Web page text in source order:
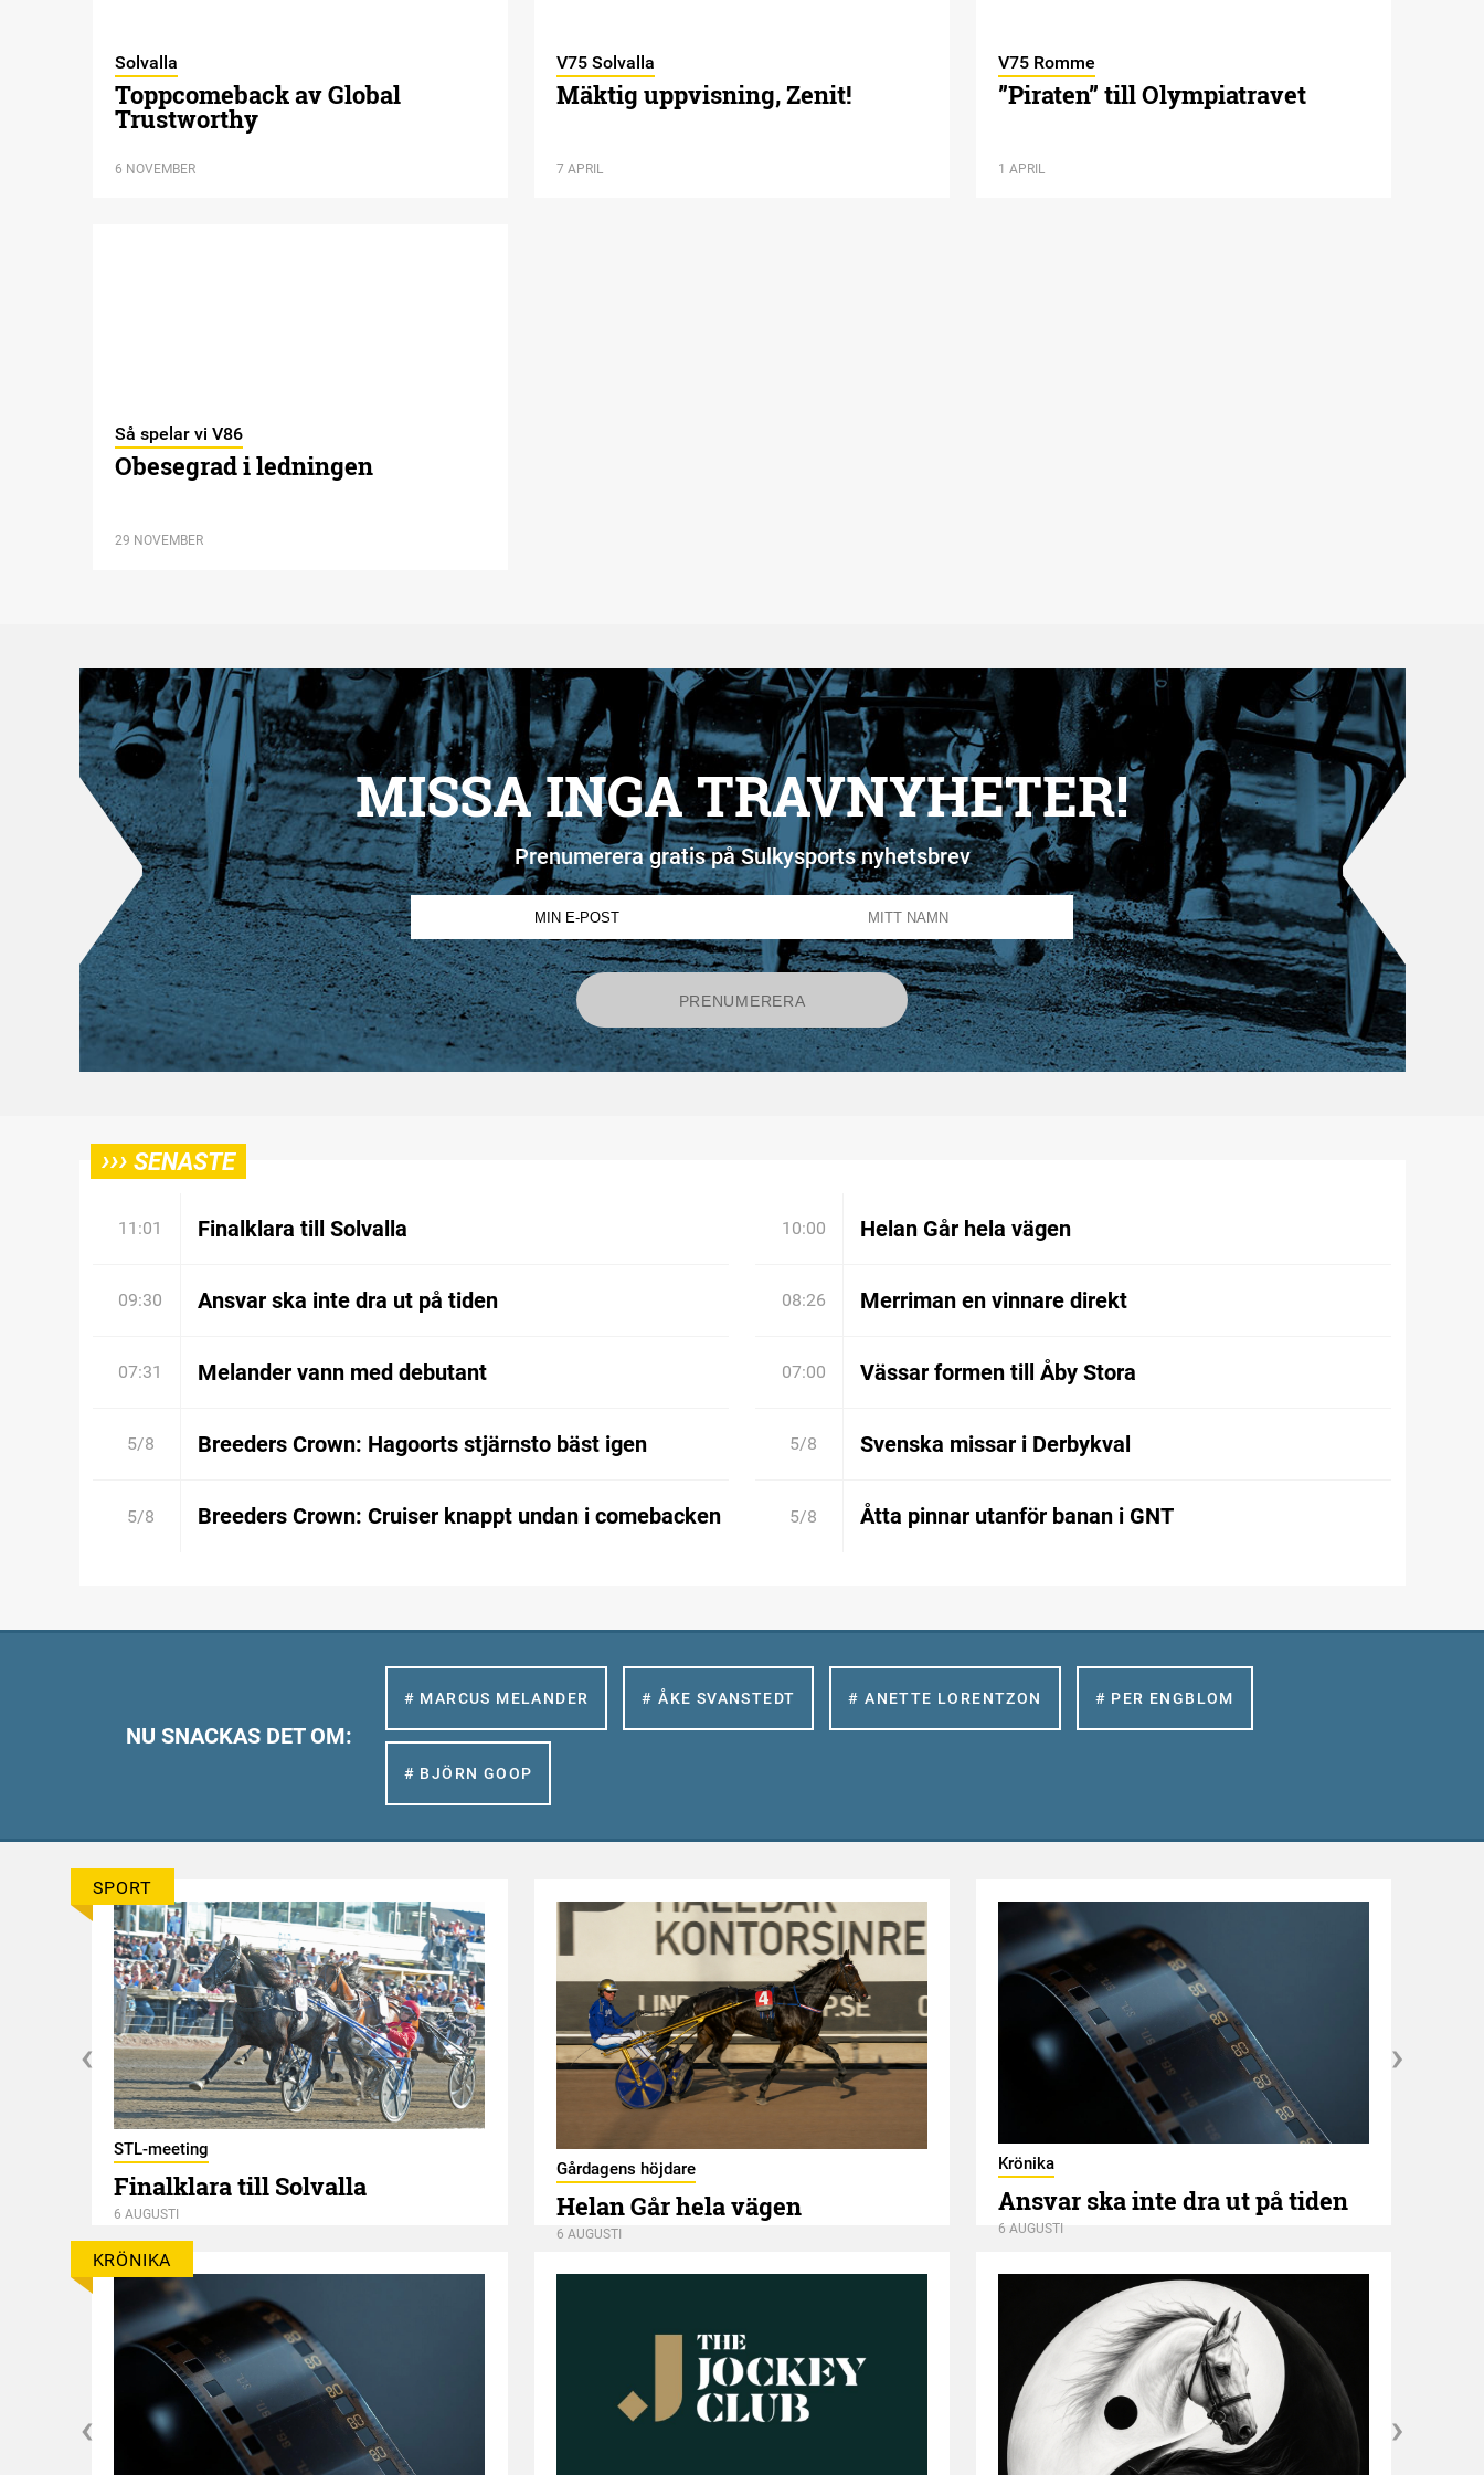
Solvalla
Toppcomeback av Global
Trustworthy
6 NOVEMBER
V75 Solvalla
Mäktig uppvisning, Zenit!
7 APRIL
V75 Romme
”Piraten” till Olympiatravet
1 APRIL
Så spelar vi V86
Obesegrad i ledningen
29 NOVEMBER
MISSA INGA TRAVNYHETER!
Prenumerera gratis på Sulkysports nyhetsbrev
››› SENASTE
11:01 Finalklara till Solvalla 10:00 Helan Går hela vägen
09:30 Ansvar ska inte dra ut på tiden 08:26 Merriman en vinnare direkt
07:31 Melander vann med debutant 07:00 Vässar formen till Åby Stora
5/8 Breeders Crown: Hagoorts stjärnsto bäst igen 5/8 Svenska missar i Derbykval
5/8 Breeders Crown: Cruiser knappt undan i comebacken 5/8 Åtta pinnar utanför banan i GNT
NU SNACKAS DET OM:
# MARCUS MELANDER # ÅKE SVANSTEDT # ANETTE LORENTZON # PER ENGBLOM
# BJÖRN GOOP
SPORT
STL-meeting
Finalklara till Solvalla
6 AUGUSTI
Gårdagens höjdare
Helan Går hela vägen
6 AUGUSTI
Krönika
Ansvar ska inte dra ut på tiden
6 AUGUSTI
KRÖNIKA